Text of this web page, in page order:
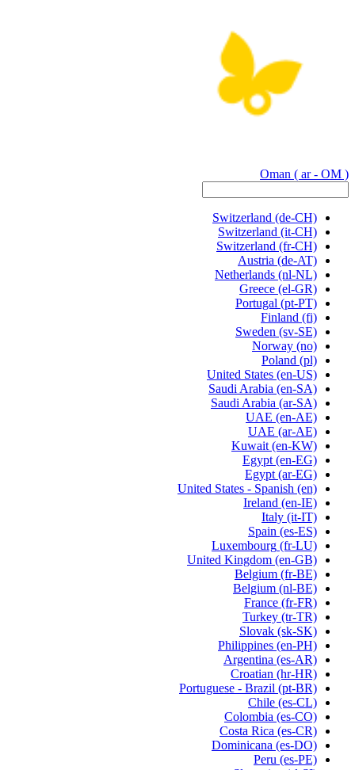
Oman ( ar - OM )
Switzerland (de-CH)
Switzerland (it-CH)
Switzerland (fr-CH)
Austria (de-AT)
Netherlands (nl-NL)
Greece (el-GR)
Portugal (pt-PT)
Finland (fi)
Sweden (sv-SE)
Norway (no)
Poland (pl)
United States (en-US)
Saudi Arabia (en-SA)
Saudi Arabia (ar-SA)
UAE (en-AE)
UAE (ar-AE)
Kuwait (en-KW)
Egypt (en-EG)
Egypt (ar-EG)
United States - Spanish (en)
Ireland (en-IE)
Italy (it-IT)
Spain (es-ES)
Luxembourg (fr-LU)
United Kingdom (en-GB)
Belgium (fr-BE)
Belgium (nl-BE)
France (fr-FR)
Turkey (tr-TR)
Slovak (sk-SK)
Philippines (en-PH)
Argentina (es-AR)
Croatian (hr-HR)
Portuguese - Brazil (pt-BR)
Chile (es-CL)
Colombia (es-CO)
Costa Rica (es-CR)
Dominicana (es-DO)
Peru (es-PE)